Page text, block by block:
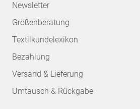
Newsletter
Größenberatung
Textilkundelexikon
Bezahlung
Versand & Lieferung
Umtausch & Rückgabe